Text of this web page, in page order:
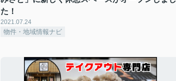
た！
2021.07.24
物件・地域情報ナビ